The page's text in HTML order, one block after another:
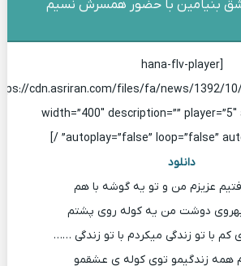
بنیامین با حضور همسرش نسیم
[hana-flv-player
cdn.asriran.com/files/fa/news/1392/
width=”400″ description=””
autoplay=”false” loop=”false”
دانلود
عزیزم من و تو یه گوشه با هم
دوشت من یه کوله روی پشتم
کم با تو زندگی میکردم با تو زندگی ……
همه زندگیمو توی کوله ی عشقمو